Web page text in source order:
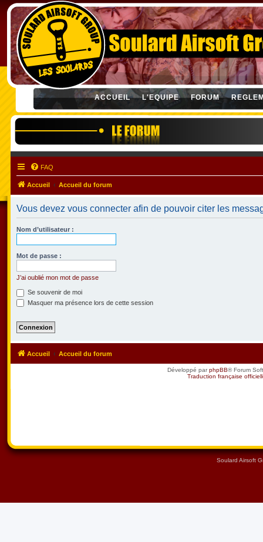
ACCUEIL L'EQUIPE FORUM
FAQ
Accueil Accueil du forum
Vous devez vous connecter afin de pouvoir citer les
Nom d’utilisateur :
Mot de passe :
J’ai oublié mon mot de passe
Se souvenir de moi
Masquer ma présence lors de cette session
Accueil Accueil du forum
Développé parphpBB® Forum
Traduction française
Soulard Airsoft